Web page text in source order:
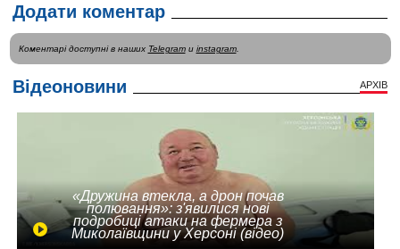
Додати коментар
Коментарі доступні в наших Telegramи instagram.
Відеоновини АРХІВ
«Дружина втекла, а дрон почав
полювання»: з'явилися нові
подробиці атаки на фермера з
Миколаївщини у Херсоні (відео)